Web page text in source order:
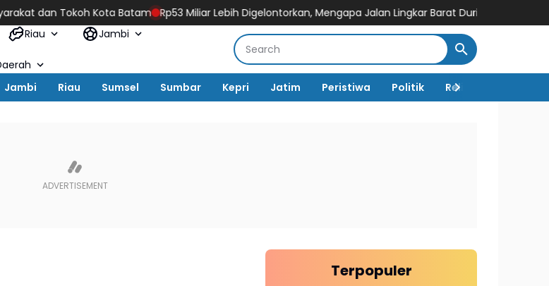
Kota Batam Rp53 Miliar Lebih Digelontorkan, Mengapa Jalan Lingkar Barat Duri Masih Menyisakan Tanda
Riau Jambi
Jambi Riau Sumsel Sumbar Kepri Jatim Peristiwa Politik Religi
Terpopuler